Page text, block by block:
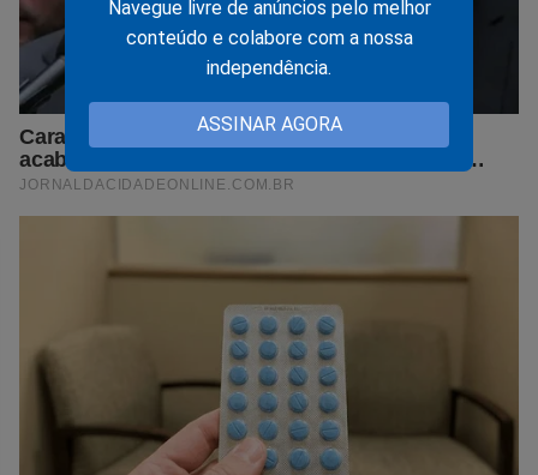
Navegue livre de anúncios pelo melhor
conteúdo e colabore com a nossa
independência.
ASSINAR AGORA